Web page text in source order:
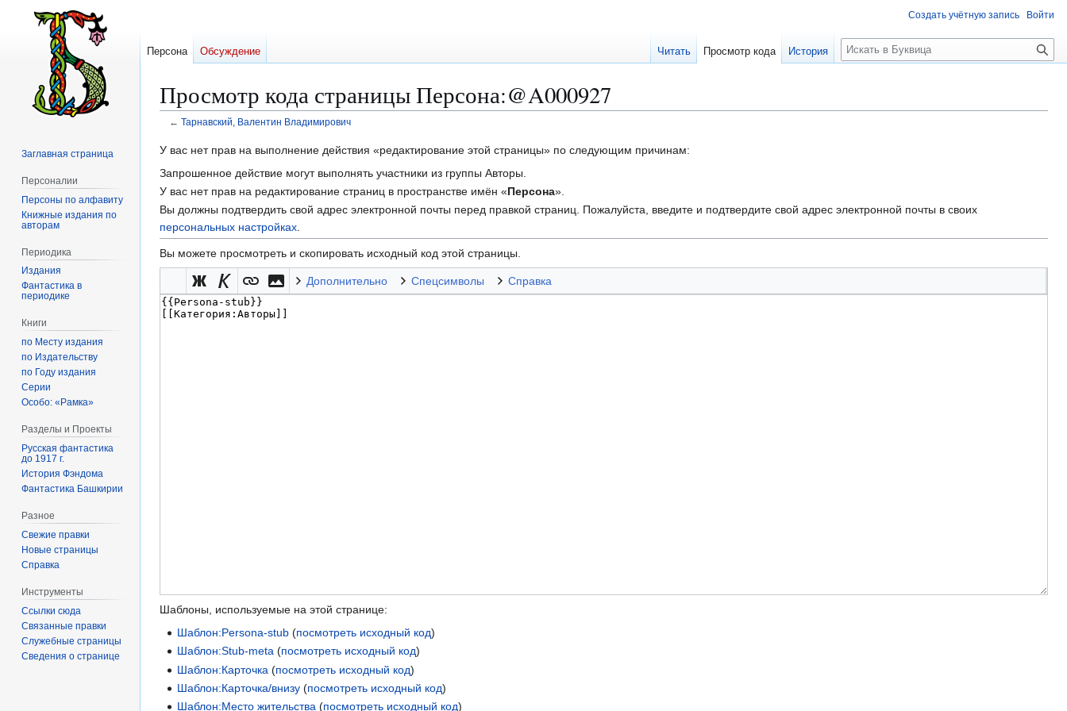
Просмотр кода страницы Персона:@A000927
← Тарнавский, Валентин Владимирович
Перейти
к
Перейти
к
У вас нет прав на выполнение действия «редактирование этой страницы» по следующим причинам:
Запрошенное действие могут выполнять участники из группы Авторы.
У вас нет прав на редактирование страниц в пространстве имён «Персона».
Вы должны подтвердить свой адрес электронной почты перед правкой страниц. Пожалуйста, введите и подтвердите свой адрес электронной почты в своих
персональных настройках.
Вы можете просмотреть и скопировать исходный код этой страницы.
Дополнительно Спецсимволы Справка
Шаблоны, используемые на этой странице:
Шаблон:Persona-stub (посмотреть исходный код)
Шаблон:Stub-meta (посмотреть исходный код)
Шаблон:Карточка (посмотреть исходный код)
Шаблон:Карточка/внизу (посмотреть исходный код)
Шаблон:Место жительства (посмотреть исходный код)
Создать учётную запись Войти
Персона Обсуждение Читать Просмотр кода История
П
о
к
Заглавная страница
Персоналии
Персоны по алфавиту
Книжные издания по
авторам
Периодика
Издания
Фантастика в
периодике
Книги
по Месту издания
по Издательству
по Году издания
Серии
Особо: «Рамка»
Разделы и Проекты
Русская фантастика
до 1917 г.
История Фэндома
Фантастика Башкирии
Разное
Свежие правки
Новые страницы
Справка
Инструменты
Ссылки сюда
Связанные правки
Служебные страницы
Сведения о странице